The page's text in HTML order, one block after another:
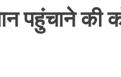
पहुंचाने की